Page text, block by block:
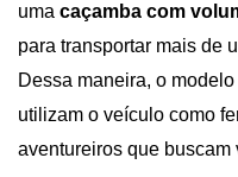
uma caçamba com
para transportar mais de
Dessa maneira, o
utilizam o veículo como
aventureiros que buscam